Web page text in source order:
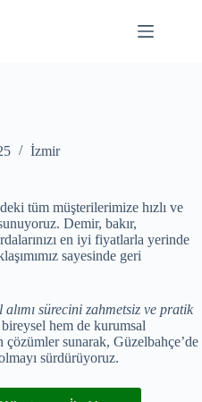
İzmir
tüm müşterilerimize hızlı ve
Demir, bakır,
en iyi fiyatlarla yerinde
sayesinde geri
sürecini zahmetsiz ve pratik
hem de kurumsal
sunarak, Güzelbahçe’de
sürdürüyoruz.